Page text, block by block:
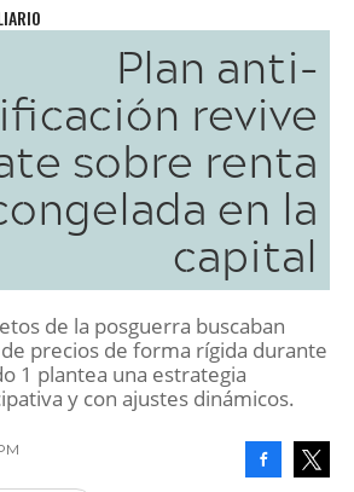
Plan anti-
revive
sobre renta
en la
capital
de la posguerra buscaban
precios de forma rígida durante
1 plantea una estrategia
y con ajustes dinámicos.